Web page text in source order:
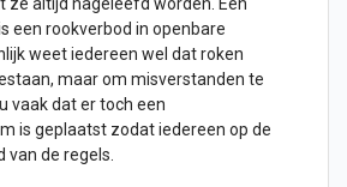
een rookverbod in openbare
weet iedereen wel dat roken
maar om misverstanden te
vaak dat er toch een
is geplaatst zodat iedereen op de
van de regels.